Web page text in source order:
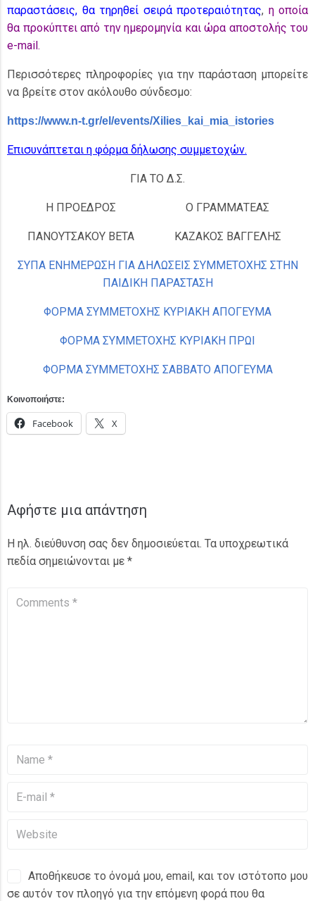
παραστάσεις, θα τηρηθεί σειρά προτεραιότητας, η οποία
θα προκύπτει από την ημερομηνία και ώρα αποστολής του
e-mail.
Περισσότερες πληροφορίες για την παράσταση μπορείτε
να βρείτε στον ακόλουθο σύνδεσμο:
https://www.n-t.gr/el/events/Xilies_kai_mia_istories
Επισυνάπτεται η φόρμα δήλωσης συμμετοχών.
ΓΙΑ ΤΟ Δ.Σ.
Η ΠΡΟΕΔΡΟΣ
ΠΑΝΟΥΤΣΑΚΟΥ ΒΕΤΑ
Ο ΓΡΑΜΜΑΤΕΑΣ
ΚΑΖΑΚΟΣ ΒΑΓΓΕΛΗΣ
ΣΥΠΑ ΕΝΗΜΕΡΩΣΗ ΓΙΑ ΔΗΛΩΣΕΙΣ ΣΥΜΜΕΤΟΧΗΣ ΣΤΗΝ
ΠΑΙΔΙΚΗ ΠΑΡΑΣΤΑΣΗ
ΦΟΡΜΑ ΣΥΜΜΕΤΟΧΗΣ ΚΥΡΙΑΚΗ ΑΠΟΓΕΥΜΑ
ΦΟΡΜΑ ΣΥΜΜΕΤΟΧΗΣ ΚΥΡΙΑΚΗ ΠΡΩΙ
ΦΟΡΜΑ ΣΥΜΜΕΤΟΧΗΣ ΣΑΒΒΑΤΟ ΑΠΟΓΕΥΜΑ
Κοινοποιήστε:
Facebook X
Αφήστε μια απάντηση
Η ηλ. διεύθυνση σας δεν δημοσιεύεται. Τα υποχρεωτικά
πεδία σημειώνονται με *
Αποθήκευσε το όνομά μου, email, και τον ιστότοπο μου
σε αυτόν τον πλοηγό για την επόμενη φορά που θα